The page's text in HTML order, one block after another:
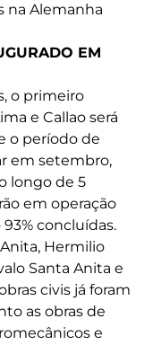
na Alemanha
EM
o primeiro
e Callao será
o período de
em setembro,
longo de 5
em operação
concluídas.
Hermilio
Santa Anita e
civis já foram
as obras de
e